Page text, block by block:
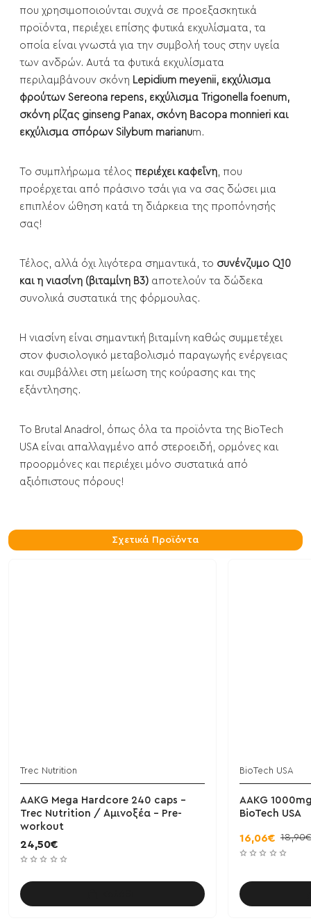
που χρησιμοποιούνται συχνά σε προεξασκητικά
προϊόντα, περιέχει επίσης φυτικά εκχυλίσματα, τα
οποία είναι γνωστά για την συμβολή τους στην υγεία
των ανδρών. Αυτά τα φυτικά εκχυλίσματα
περιλαμβάνουν σκόνη Lepidium meyenii, εκχύλισμα
φρούτων Sereona repens, εκχύλισμα Trigonella foenum,
σκόνη ρίζας ginseng Panax, σκόνη Bacopa monnieri και
εκχύλισμα σπόρων Silybum marianum.
Το συμπλήρωμα τέλος περιέχει καφεΐνη, που
προέρχεται από πράσινο τσάι για να σας δώσει μια
επιπλέον ώθηση κατά τη διάρκεια της προπόνησής
σας!
Τέλος, αλλά όχι λιγότερα σημαντικά, το συνένζυμο Q10
και η νιασίνη (βιταμίνη Β3) αποτελούν τα δώδεκα
συνολικά συστατικά της φόρμουλας.
Η νιασίνη είναι σημαντική βιταμίνη καθώς συμμετέχει
στον φυσιολογικό μεταβολισμό παραγωγής ενέργειας
και συμβάλλει στη μείωση της κούρασης και της
εξάντλησης.
Το Brutal Anadrol, όπως όλα τα προϊόντα της BioTech
USA είναι απαλλαγμένο από στεροειδή, ορμόνες και
προορμόνες και περιέχει μόνο συστατικά από
αξιόπιστους πόρους!
Σχετικά Προϊόντα
Trec Nutrition
AAKG Mega Hardcore 240 caps -
Trec Nutrition / Αμινοξέα - Pre-
workout
24,50€
BioTech USA
AAKG
BioTech USA
16,06€ 18,90€